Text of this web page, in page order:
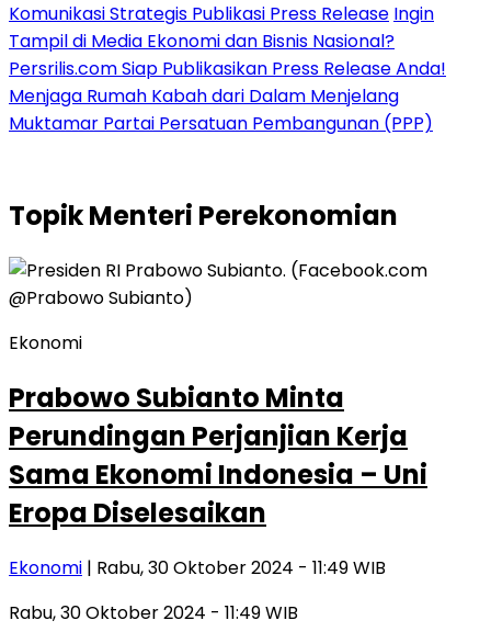
Komunikasi Strategis Publikasi Press Release Ingin
Tampil di Media Ekonomi dan Bisnis Nasional?
Persrilis.com Siap Publikasikan Press Release Anda!
Menjaga Rumah Kabah dari Dalam Menjelang
Muktamar Partai Persatuan Pembangunan (PPP)
TopikMenteri Perekonomian
Ekonomi
Prabowo Subianto Minta
Perundingan Perjanjian Kerja
Sama Ekonomi Indonesia – Uni
Eropa Diselesaikan
Ekonomi | Rabu, 30 Oktober 2024 - 11:49 WIB
Rabu, 30 Oktober 2024 - 11:49 WIB